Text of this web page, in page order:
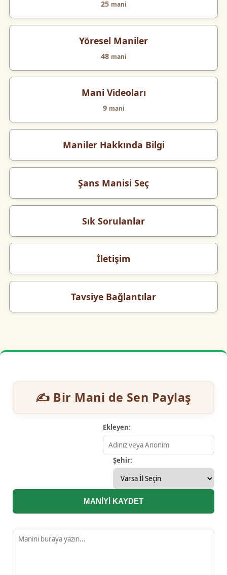
25 mani
Yöresel Maniler
48 mani
Mani Videoları
9 mani
Maniler Hakkında Bilgi
Şans Manisi Seç
Sık Sorulanlar
İletişim
Tavsiye Bağlantılar
✍️ Bir Mani de Sen Paylaş
Ekleyen:
Şehir:
MANİYİ KAYDET